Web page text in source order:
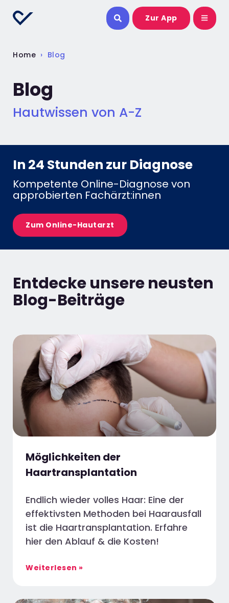
Zur App
Home › Blog
Blog
Hautwissen von A-Z
In 24 Stunden zur Diagnose
Kompetente Online-Diagnose von
approbierten Fachärzt:innen
Zum Online-Hautarzt
Entdecke unsere neusten
Blog-Beiträge
Möglichkeiten der
Haartransplantation
Endlich wieder volles Haar: Eine der
effektivsten Methoden bei Haarausfall
ist die Haartransplantation. Erfahre
hier den Ablauf & die Kosten!
Weiterlesen »